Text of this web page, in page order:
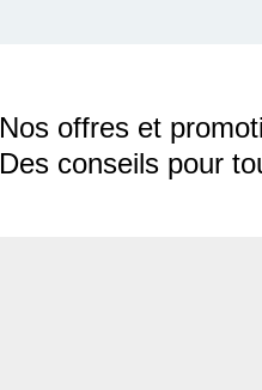
Nos offres et
Des conseils pour